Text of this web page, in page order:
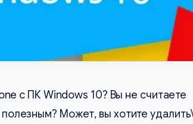
с ПК Windows 10? Вы не считаете
Может, вы хотите